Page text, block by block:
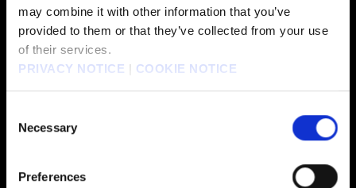
may combine it with other information that you’ve
provided to them or that they’ve collected from your use
of their services.
PRIVACY NOTICE | COOKIE NOTICE
Selection
Necessary
Preferences
Nuevos mundos de Disney / Pixar: Monstruos
S.A., Toy Story, Enredados, Frozen, Piratas del
Caribe, Big Hero 6 ¡y más!